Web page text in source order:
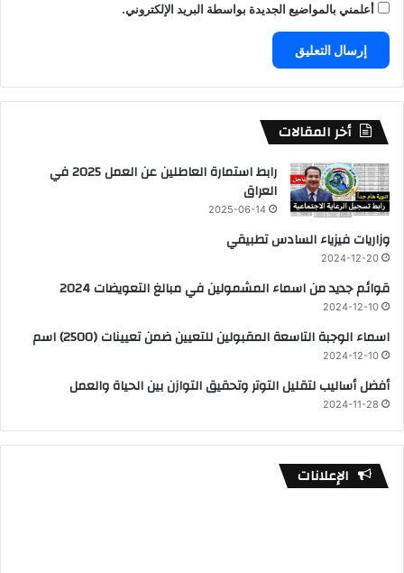
أعلمني بالمواضيع الجديدة بواسطة البريد الإلكتروني.
أخر المقالات
رابط استمارة العاطلين عن العمل 2025 في
العراق
2025-06-14
وزاريات فيزياء السادس تطبيقي
2024-12-20
قوائم جديد من اسماء المشمولين في مبالغ التعويضات 2024
2024-12-10
اسماء الوجبة التاسعة المقبولين للتعيين ضمن تعيينات (2500) اسم
2024-12-10
أفضل أساليب لتقليل التوتر وتحقيق التوازن بين الحياة والعمل
2024-11-28
الإعلانات